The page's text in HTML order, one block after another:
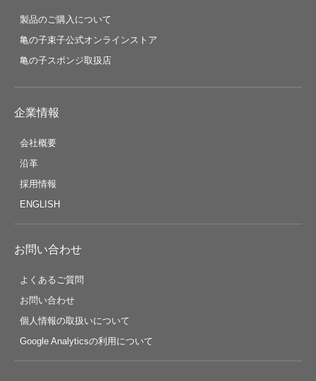
製品のご購入について
亀の子束子公式オンラインストア
亀の子スポンジ取扱店
企業情報
会社概要
沿革
採用情報
ENGLISH
お問い合わせ
よくあるご質問
お問い合わせ
個人情報の取扱いについて
Google Analyticsの利用について